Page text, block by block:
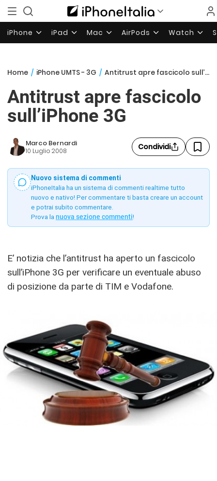
iPhone iPad Mac AirPods Watch
Home / iPhone UMTS - 3G / Antitrust apre fascicolo sull’iPhone 3G
Antitrust apre fascicolo
sull’iPhone 3G
Marco Bernardi
10 Luglio 2008 Condividi
Nuovo sistema di commenti
iPhoneItalia ha un sistema di commenti realtime tutto
nuovo e nativo! Per commentare ti basta creare un account
e potrai subito commentare.
Prova la nuova sezione commenti!
E’ notizia che l’antitrust ha aperto un fascicolo
sull’iPhone 3G per verificare un eventuale abuso
di posizione da parte di TIM e Vodafone.